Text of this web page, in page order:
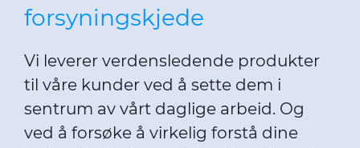
forsyningskjede
Vi leverer verdensledende produkter
til våre kunder ved å sette dem i
sentrum av vårt daglige arbeid. Og
ved å forsøke å virkelig forstå dine